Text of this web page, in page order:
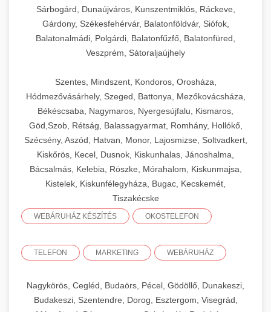
Sárbogárd, Dunaújváros, Kunszentmiklós, Ráckeve,
Gárdony, Székesfehérvár, Balatonföldvár, Siófok,
Balatonalmádi, Polgárdi, Balatonfűzfő, Balatonfüred,
Veszprém, Sátoraljaújhely
Szentes, Mindszent, Kondoros, Orosháza,
Hódmezővásárhely, Szeged, Battonya, Mezőkovácsháza,
Békéscsaba, Nagymaros, Nyergesújfalu, Kismaros,
Göd,Szob, Rétság, Balassagyarmat, Romhány, Hollókő,
Szécsény, Aszód, Hatvan, Monor, Lajosmizse, Soltvadkert,
Kiskőrös, Kecel, Dusnok, Kiskunhalas, Jánoshalma,
Bácsalmás, Kelebia, Röszke, Mórahalom, Kiskunmajsa,
Kistelek, Kiskunfélegyháza, Bugac, Kecskemét,
Tiszakécske
WEBÁRUHÁZ KÉSZÍTÉS OKOSTELEFON
TELEFON MARKETING WEBÁRUHÁZ
Nagykörös, Cegléd, Budaörs, Pécel, Gödöllő, Dunakeszi,
Budakeszi, Szentendre, Dorog, Esztergom, Visegrád,